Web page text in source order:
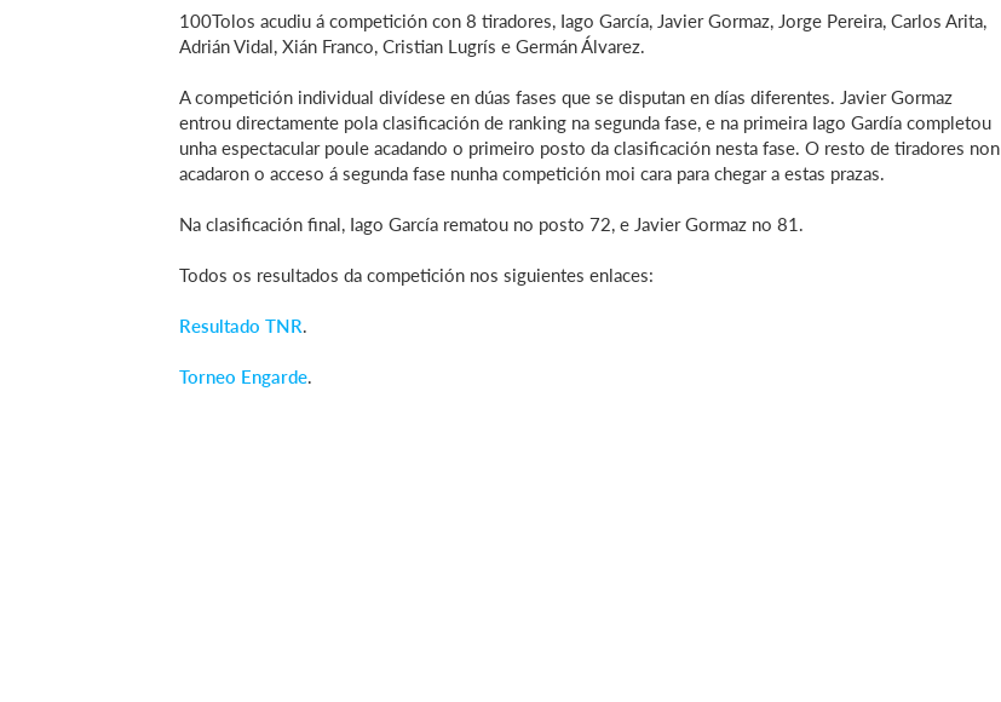
100Tolos acudiu á competición con 8 tiradores, Iago García, Javier Gormaz, Jorge Pereira, Carlos Arita,
Adrián Vidal, Xián Franco, Cristian Lugrís e Germán Álvarez.
A competición individual divídese en dúas fases que se disputan en días diferentes. Javier Gormaz
entrou directamente pola clasificación de ranking na segunda fase, e na primeira Iago Gardía completou
unha espectacular poule acadando o primeiro posto da clasificación nesta fase. O resto de tiradores non
acadaron o acceso á segunda fase nunha competición moi cara para chegar a estas prazas.
Na clasificación final, Iago García rematou no posto 72, e Javier Gormaz no 81.
Todos os resultados da competición nos siguientes enlaces:
Resultado TNR.
Torneo Engarde.